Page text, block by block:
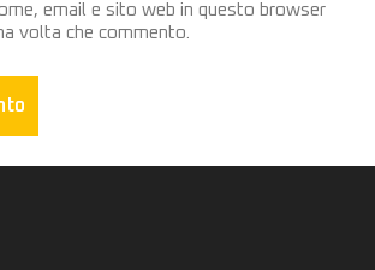
email e sito web in questo browser
volta che commento.